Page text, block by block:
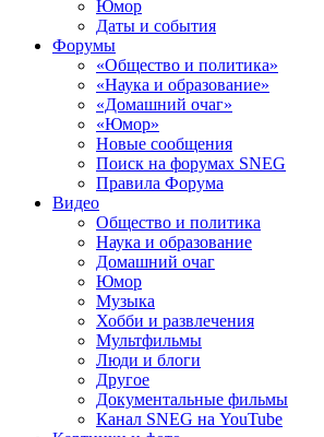
Юмор
Даты и события
Форумы
«Общество и политика»
«Наука и образование»
«Домашний очаг»
«Юмор»
Новые сообщения
Поиск на форумах SNEG
Правила Форума
Видео
Общество и политика
Наука и образование
Домашний очаг
Юмор
Музыка
Хобби и развлечения
Мультфильмы
Люди и блоги
Другое
Документальные фильмы
Канал SNEG на YouTube